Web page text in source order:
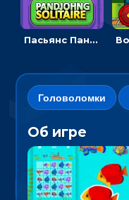
Пасьянс Панджонг: собирать карты по порядку, чтобы очистить поле
Головоломки
Об игре